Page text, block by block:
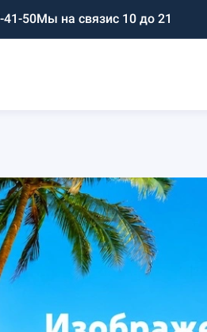
41-50Мы на связис 10 до 21